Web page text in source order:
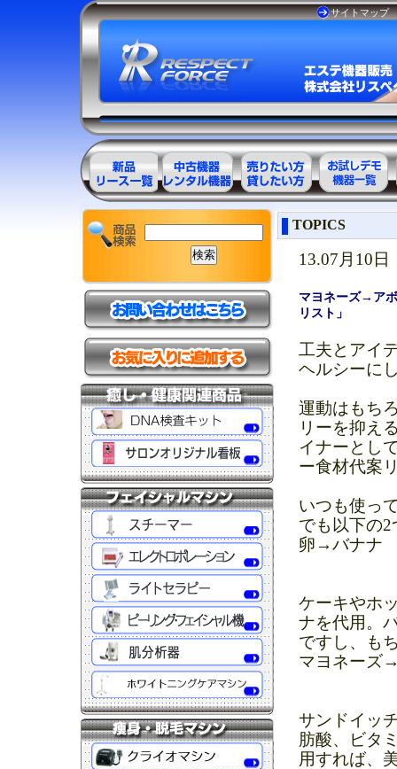
サイトマップ
エステ美容用
品製品一覧
エステ美容用
品アウトレッ
ト商品一覧
エステ美容用
品レンタル可
能商品一覧
お試しデモ可
能機器一覧
TOPICS
13.07月10日
マヨネーズ→ア
リスト」
工夫とアイ
ヘルシーに
運動はもち
リーを抑え
イナーとし
ー食材代案
いつも使っ
でも以下の
卵→バナナ
ケーキやホ
ナを代用。
ですし、も
マヨネーズ
サンドイッ
肪酸、ビタ
用すれば、